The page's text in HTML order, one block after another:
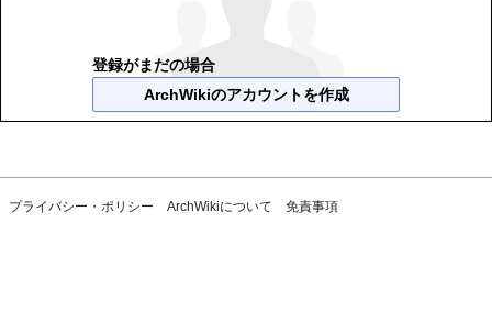
登録がまだの場合
ArchWikiのアカウントを作成
プライバシー・ポリシー ArchWikiについて 免責事項